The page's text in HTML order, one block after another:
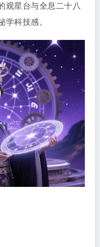
观星台与全息二十八
科技感。